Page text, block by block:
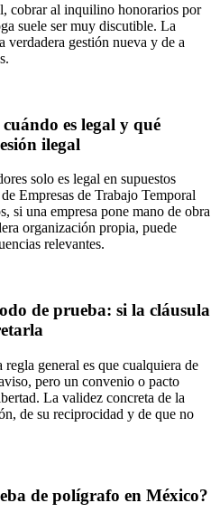
cobrar al inquilino honorarios por
suele ser muy discutible. La
verdadera gestión nueva y de a
es legal y qué
ilegal
solo es legal en supuestos
Empresas de Trabajo Temporal
si una empresa pone mano de obra
organización propia, puede
relevantes.
de prueba: si la cláusula
general es que cualquiera de
pero un convenio o pacto
La validez concreta de la
de su reciprocidad y de que no
de polígrafo en México?